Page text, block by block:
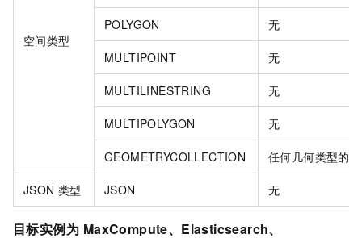
空间类型
POLYGON 无
MULTIPOINT 无
MULTILINESTRING 无
MULTIPOLYGON 无
GEOMETRYCOLLECTION 任何几何类型的
JSON 类型 JSON 无
目标实例为 MaxCompute、Elasticsearch、